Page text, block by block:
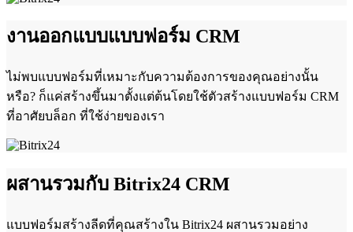
งานออกแบบแบบฟอร์ม CRM
ไม่พบแบบฟอร์มที่เหมาะกับความต้องการของคุณอย่างนั้น
หรือ? ก็แค่สร้างขึ้นมาตั้งแต่ต้นโดยใช้ตัวสร้างแบบฟอร์ม CRM
ที่อาศัยบล็อก ที่ใช้ง่ายของเรา
ผสานรวมกับ Bitrix24 CRM
แบบฟอร์มสร้างลีดที่คุณสร้างใน Bitrix24 ผสานรวมอย่าง